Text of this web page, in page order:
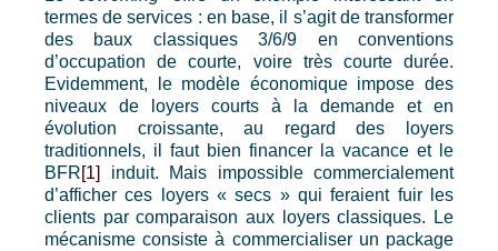
termes de services : en base, il s’agit de transformer
des baux classiques 3/6/9 en conventions
d’occupation de courte, voire très courte durée.
Evidemment, le modèle économique impose des
niveaux de loyers courts à la demande et en
évolution croissante, au regard des loyers
traditionnels, il faut bien financer la vacance et le
BFR[1]
induit. Mais impossible commercialement
d’afficher ces loyers « secs » qui feraient fuir les
clients par comparaison aux loyers classiques. Le
mécanisme consiste à commercialiser un package